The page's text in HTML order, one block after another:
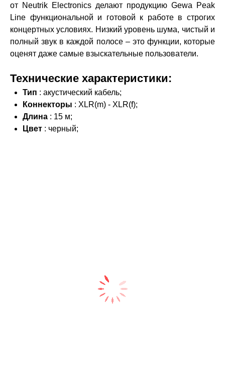
от Neutrik Electronics делают продукцию Gewa Peak
Line функциональной и готовой к работе в строгих
концертных условиях. Низкий уровень шума, чистый и
полный звук в каждой полосе – это функции, которые
оценят даже самые взыскательные пользователи.
Технические характеристики:
Тип : акустический кабель;
Коннекторы : XLR(m) - XLR(f);
Длина : 15 м;
Цвет : черный;